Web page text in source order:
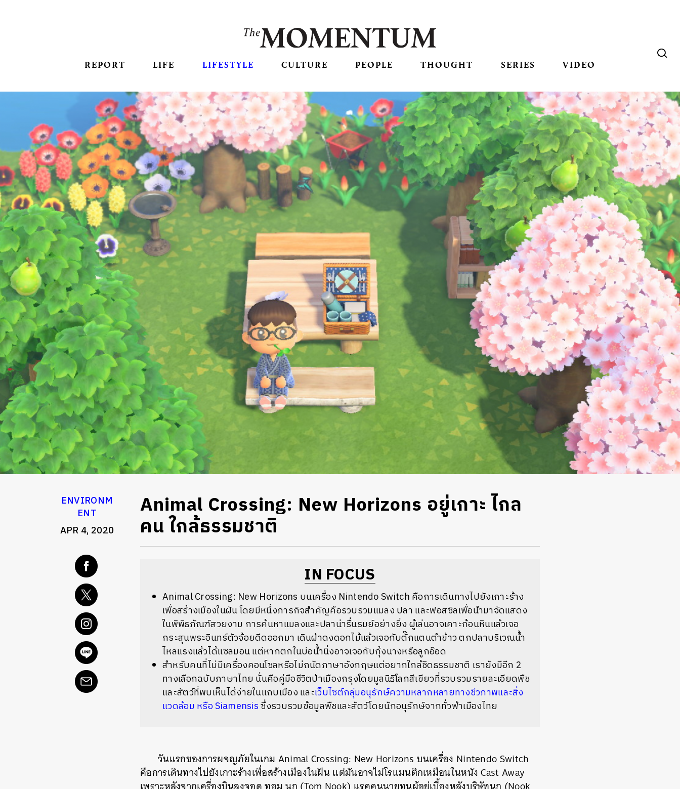
REPORT LIFE LIFESTYLE CULTURE PEOPLE THOUGHT SERIES VIDEO
ENVIRONM
ENT
APR 4, 2020
Animal Crossing: New Horizons อยู่เกาะ ไกล
คน ใกล้ธรรมชาติ
IN FOCUS
Animal Crossing: New Horizons บนเครื่อง Nintendo Switch คือการเดินทางไปยังเกาะร้าง
เพื่อสร้างเมืองในฝัน โดยมีหนึ่งภารกิจสำคัญคือรวบรวมแมลง ปลา และฟอสซิลเพื่อนำมาจัดแสดง
ในพิพิธภัณฑ์สวยงาม การค้นหาแมลงและปลาน่ารื่นรมย์อย่างยิ่ง ผู้เล่นอาจเคาะก้อนหินแล้วเจอ
กระสุนพระอินทร์ตัวจ้อยดีดออกมา เดินฝ่าดงดอกไม้แล้วเจอกับตั๊กแตนตำข้าว ตกปลาบริเวณน้ำ
ไหลแรงแล้วได้แซลมอน แต่หากตกในบ่อน้ำนิ่งอาจเจอกับกุ้งนางหรือลูกอ๊อด
สำหรับคนที่ไม่มีเครื่องคอนโซลหรือไม่ถนัดภาษาอังกฤษแต่อยากใกล้ชิดธรรมชาติ เรายังมีอีก 2
ทางเลือกฉบับภาษาไทย นั่นคือคู่มือชีวิตป่าเมืองกรุงโดยมูลนิธิโลกสีเขียวที่รวบรวมรายละเอียดพืช
และสัตว์ที่พบเห็นได้ง่ายในแถบเมือง และเว็บไซต์กลุ่มอนุรักษ์ความหลากหลายทางชีวภาพและสิ่ง
แวดล้อม หรือ Siamensisซึ่งรวบรวมข้อมูลพืชและสัตว์โดยนักอนุรักษ์จากทั่วฟ้าเมืองไทย
วันแรกของการผจญภัยในเกม Animal Crossing: New Horizons บนเครื่อง Nintendo Switch
คือการเดินทางไปยังเกาะร้างเพื่อสร้างเมืองในฝัน แต่มันอาจไม่โรแมนติกเหมือนในหนัง Cast Away